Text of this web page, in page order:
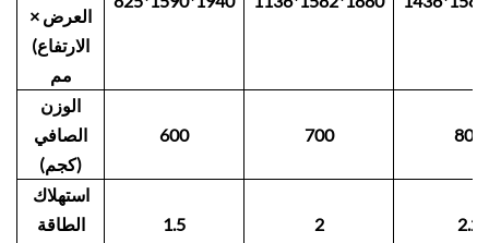
العرض ×
الارتفاع)
مم
الوزن
الصافي
(كجم)
600 700 800
استهلاك
الطاقة
1.5 2 2.2